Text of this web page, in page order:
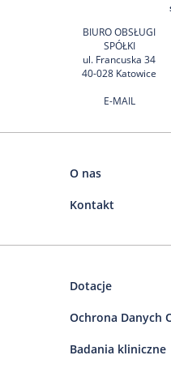
BIURO OBSŁUGI
SPÓŁKI
ul. Francuska 34
40-028 Katowice
E-MAIL
O nas
Kontakt
Dotacje
Ochrona Danych
Badania kliniczne